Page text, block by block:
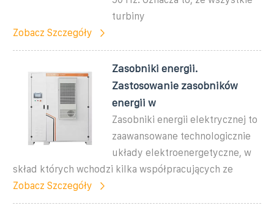
turbiny
Zobacz Szczegóły
Zasobniki energii.
Zastosowanie zasobników
energii w
Zasobniki energii elektrycznej to
zaawansowane technologicznie
układy elektroenergetyczne, w
skład których wchodzi kilka współpracujących ze
Zobacz Szczegóły